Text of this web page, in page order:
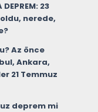
23
nerede,
Az önce
Ankara,
21 Temmuz
deprem mi